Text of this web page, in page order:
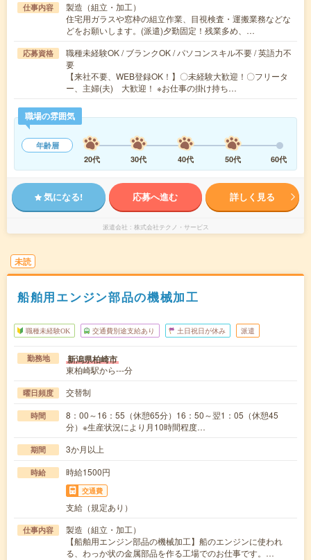
仕事内容
製造（組立・加工）
住宅用ガラスや窓枠の組立作業、目視検査・運搬業務などな
どをお願いします。(派遣)夕勤固定！残業多め、…
応募資格
職種未経験OK / ブランクOK / パソコンスキル不要 / 英語力不
要
【来社不要、WEB登録OK！】〇未経験大歓迎！〇フリータ
ー、主婦(夫) 大歓迎！ ※お仕事の掛け持ち…
職場の雰囲気
年齢層
20代
30代 40代 50代 60代
気になる! 応募へ進む 詳しく見る
派遣会社 株式会社テクノ・サービス
未読
船舶用エンジン部品の機械加工
職種未経験OK 交通費別途支給あり 土日祝日が休み 派遣
勤務地 新潟県柏崎市
東柏崎駅から---分
曜日頻度 交替制
時間
8：00～16：55（休憩65分）16：50～翌1：05（休憩45
分）※生産状況により月10時間程度…
期間 3か月以上
時給 時給1500円
交通費
支給（規定あり）
仕事内容
製造（組立・加工）
【船舶用エンジン部品の機械加工】船のエンジンに使われ
る、わっか状の金属部品を作る工場でのお仕事です。…